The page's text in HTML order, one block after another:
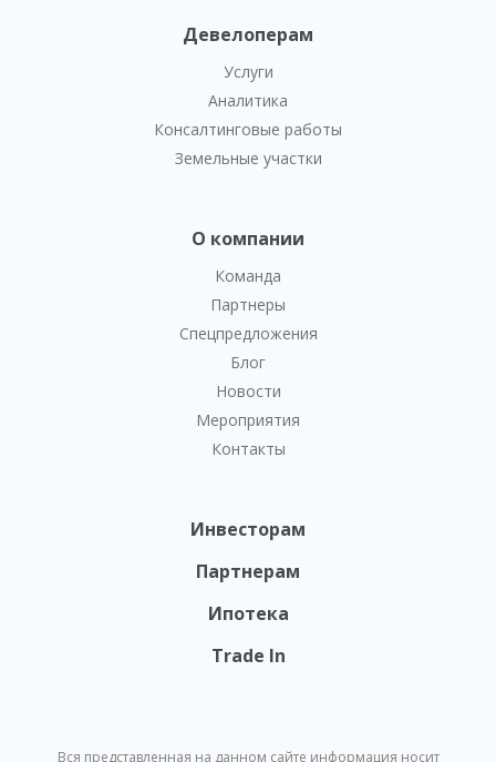
Девелоперам
Услуги
Аналитика
Консалтинговые работы
Земельные участки
О компании
Команда
Партнеры
Спецпредложения
Блог
Новости
Мероприятия
Контакты
Инвесторам
Партнерам
Ипотека
Trade In
Вся представленная на данном сайте информация носит